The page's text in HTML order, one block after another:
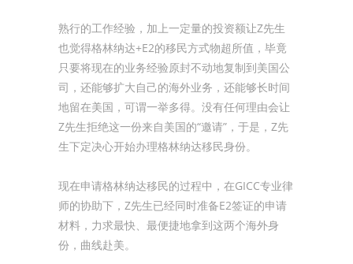
熟行的工作经验，加上一定量的投资额让Z先生
也觉得格林纳达+E2的移民方式物超所值，毕竟
只要将现在的业务经验原封不动地复制到美国公
司，还能够扩大自己的海外业务，还能够长时间
地留在美国，可谓一举多得。没有任何理由会让
Z先生拒绝这一份来自美国的“邀请”，于是，Z先
生下定决心开始办理格林纳达移民身份。
现在申请格林纳达移民的过程中，在GICC专业律
师的协助下，Z先生已经同时准备E2签证的申请
材料，力求最快、最便捷地拿到这两个海外身
份，曲线赴美。